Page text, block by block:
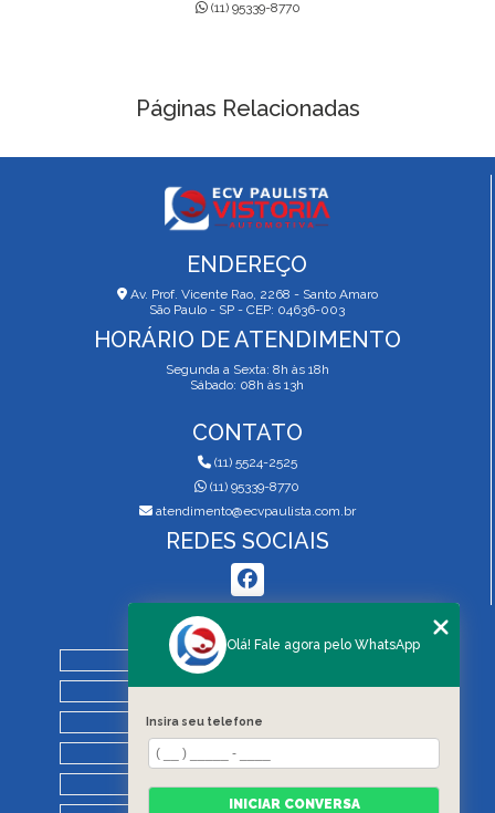
(11) 95339-8770
Páginas Relacionadas
ENDEREÇO
Av. Prof. Vicente Rao, 2268 - Santo Amaro
São Paulo - SP - CEP: 04636-003
HORÁRIO DE ATENDIMENTO
Segunda a Sexta: 8h às 18h
Sábado: 08h às 13h
CONTATO
(11) 5524-2525
(11) 95339-8770
atendimento@ecvpaulista.com.br
REDES SOCIAIS
MENU
QUEM SOMOS
SERVIÇOS
BLOG
REGRAS DE VISTORIA
Olá! Fale agora pelo WhatsApp
Insira seu telefone
INICIAR CONVERSA